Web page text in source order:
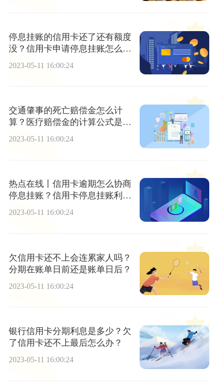
停息挂账的信用卡还了还有额度
没？信用卡申请停息挂账怎么申
2023-05-11 16:00:24
交通肇事的死亡赔偿金怎么计
算？医疗赔偿金的计算公式是什
么？
2023-05-11 16:00:24
热点在线丨信用卡逾期怎么协商
停息挂账？信用卡停息挂账利弊
是什么？
2023-05-11 16:00:24
欠信用卡还不上会连累家人吗？
分期在账单日前还是账单日后？
2023-05-11 16:00:24
银行信用卡分期利息是多少？欠
了信用卡还不上最后怎么办？
2023-05-11 16:00:24